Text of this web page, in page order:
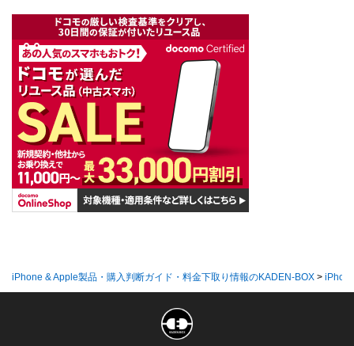
iPhone & Apple製品・購入判断ガイド・料金下取り情報のKADEN-BOX >